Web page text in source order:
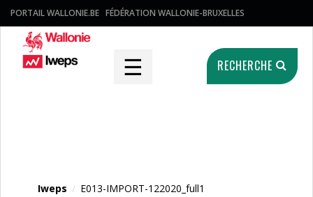
PORTAIL WALLONIE.BE FÉDÉRATION WALLONIE-BRUXELLES
☰ RECHERCHE
Iweps / E013-IMPORT-122020_full1